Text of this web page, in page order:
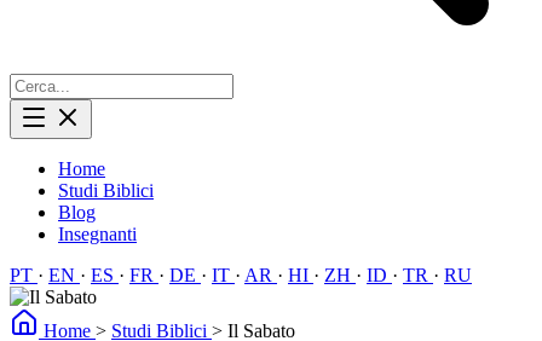
Home
Studi Biblici
Blog
Insegnanti
PT · EN · ES · FR · DE · IT · AR · HI · ZH · ID · TR · RU
Home > Studi Biblici > Il Sabato